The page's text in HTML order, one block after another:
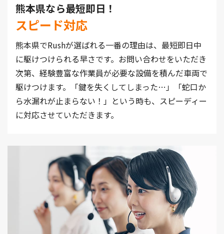
熊本県なら最短即日！
スピード対応
熊本県でRushが選ばれる一番の理由は、最短即日中
に駆けつけられる早さです。お問い合わせをいただき
次第、経験豊富な作業員が必要な設備を積んだ車両で
駆けつけます。「鍵を失くしてしまった…」「蛇口か
ら水漏れが止まらない！」という時も、スピーディー
に対応させていただきます。